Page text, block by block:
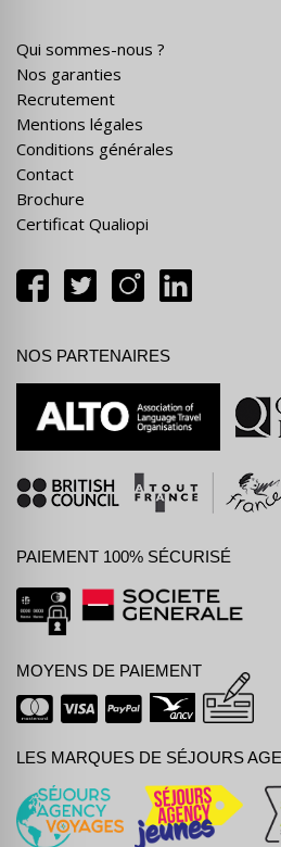
Qui sommes-nous ?
Nos garanties
Recrutement
Mentions légales
Conditions générales
Contact
Brochure
Certificat Qualiopi
NOS PARTENAIRES
PAIEMENT 100% SÉCURISÉ
MOYENS DE PAIEMENT
LES MARQUES DE SÉJOURS